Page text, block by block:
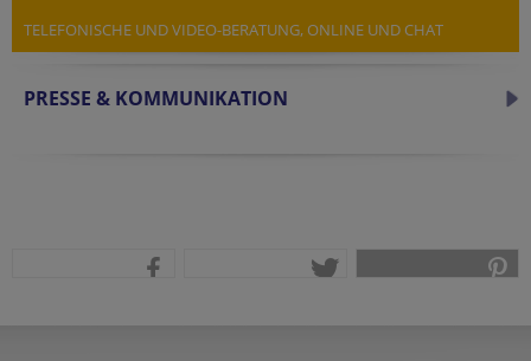
TELEFONISCHE UND VIDEO-BERATUNG, ONLINE UND CHAT
PRESSE & KOMMUNIKATION